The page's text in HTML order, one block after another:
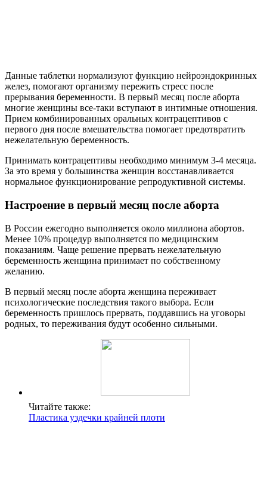
Данные таблетки нормализуют функцию нейроэндокринных
желез, помогают организму пережить стресс после
прерывания беременности. В первый месяц после аборта
многие женщины все-таки вступают в интимные отношения.
Прием комбинированных оральных контрацептивов с
первого дня после вмешательства помогает предотвратить
нежелательную беременность.
Принимать контрацептивы необходимо минимум 3-4 месяца.
За это время у большинства женщин восстанавливается
нормальное функционирование репродуктивной системы.
Настроение в первый месяц после аборта
В России ежегодно выполняется около миллиона абортов.
Менее 10% процедур выполняется по медицинским
показаниям. Чаще решение прервать нежелательную
беременность женщина принимает по собственному
желанию.
В первый месяц после аборта женщина переживает
психологические последствия такого выбора. Если
беременность пришлось прервать, поддавшись на уговоры
родных, то переживания будут особенно сильными.
Читайте также:
Пластика уздечки крайней плоти